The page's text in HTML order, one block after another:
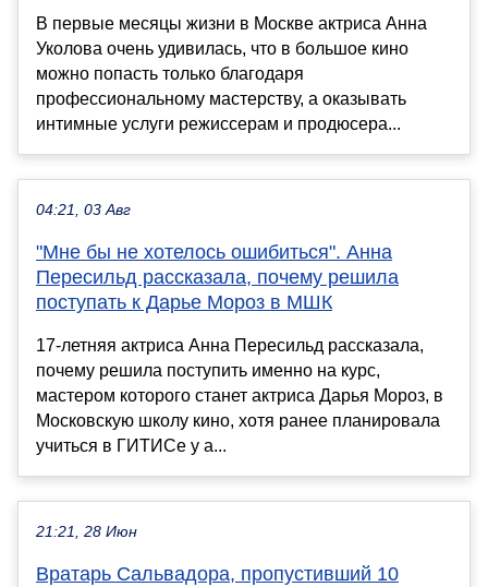
В первые месяцы жизни в Москве актриса Анна
Уколова очень удивилась, что в большое кино
можно попасть только благодаря
профессиональному мастерству, а оказывать
интимные услуги режиссерам и продюсера...
04:21, 03 Авг
"Мне бы не хотелось ошибиться". Анна
Пересильд рассказала, почему решила
поступать к Дарье Мороз в МШК
17-летняя актриса Анна Пересильд рассказала,
почему решила поступить именно на курс,
мастером которого станет актриса Дарья Мороз, в
Московскую школу кино, хотя ранее планировала
учиться в ГИТИСе у а...
21:21, 28 Июн
Вратарь Сальвадора, пропустивший 10